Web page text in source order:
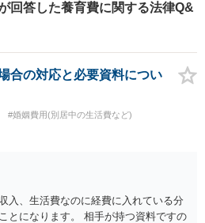
回答した養育費に関する法律Q&
合の対応と必要資料につい
#婚姻費用(別居中の生活費など)
入、生活費なのに経費に入れている分
とになります。 相手が持つ資料ですの